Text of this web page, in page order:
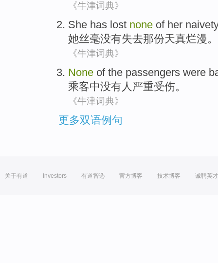
《牛津词典》
She has lost none of her naivety
她丝毫没有失去那份天真烂漫。
《牛津词典》
None of the passengers were
乘客中没有 人 严重受伤。
《牛津词典》
更多双语例句
关于有道 Investors 有道智选 官方博客 技术博客 诚聘英才